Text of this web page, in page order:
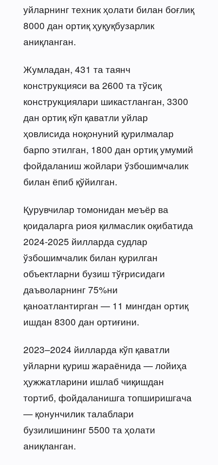
уйларнинг техник ҳолати билан боғлиқ
8000 дан ортиқ ҳуқуқбузарлик
аниқланган.
Жумладан, 431 та таянч
конструкцияси ва 2600 та тўсиқ
конструкциялари шикастланган, 3300
дан ортиқ кўп қаватли уйлар
ҳовлисида ноқонуний қурилмалар
барпо этилган, 1800 дан ортиқ умумий
фойдаланиш жойлари ўзбошимчалик
билан ёпиб қўйилган.
Қурувчилар томонидан меъёр ва
қоидаларга риоя қилмаслик оқибатида
2024-2025 йилларда судлар
ўзбошимчалик билан қурилган
объектларни бузиш тўғрисидаги
даъволарнинг 75%ни
қаноатлантирган — 11 мингдан ортиқ
ишдан 8300 дан ортиғини.
2023–2024 йилларда кўп қаватли
уйларни қуриш жараёнида — лойиҳа
ҳужжатларини ишлаб чиқишдан
тортиб, фойдаланишга топширишгача
— қонунчилик талаблари
бузилишининг 5500 та ҳолати
аниқланган.